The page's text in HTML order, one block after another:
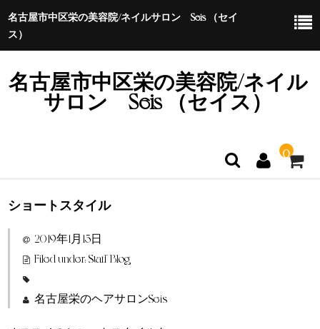
名古屋市中区栄の美容院/ネイルサロン Seis （セイ
ス）
名古屋市中区栄の美容院/ネイル
サロン Seis （セイス）
0
ホーム
特定商取引法に基づく表示
ショートスタイル
2019年1月15日
Filed under:Staff Blog
名古屋栄のヘアサロンSeis